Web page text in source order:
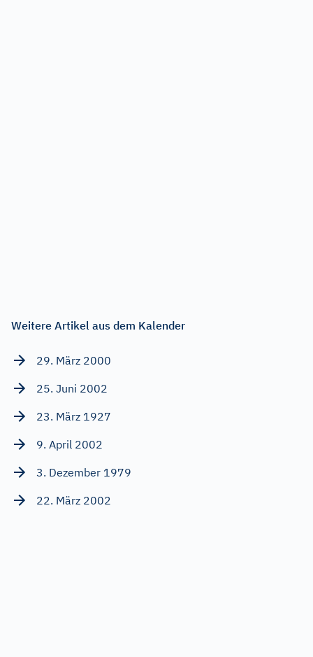
Weitere Artikel aus dem Kalender
29. März 2000
25. Juni 2002
23. März 1927
9. April 2002
3. Dezember 1979
22. März 2002